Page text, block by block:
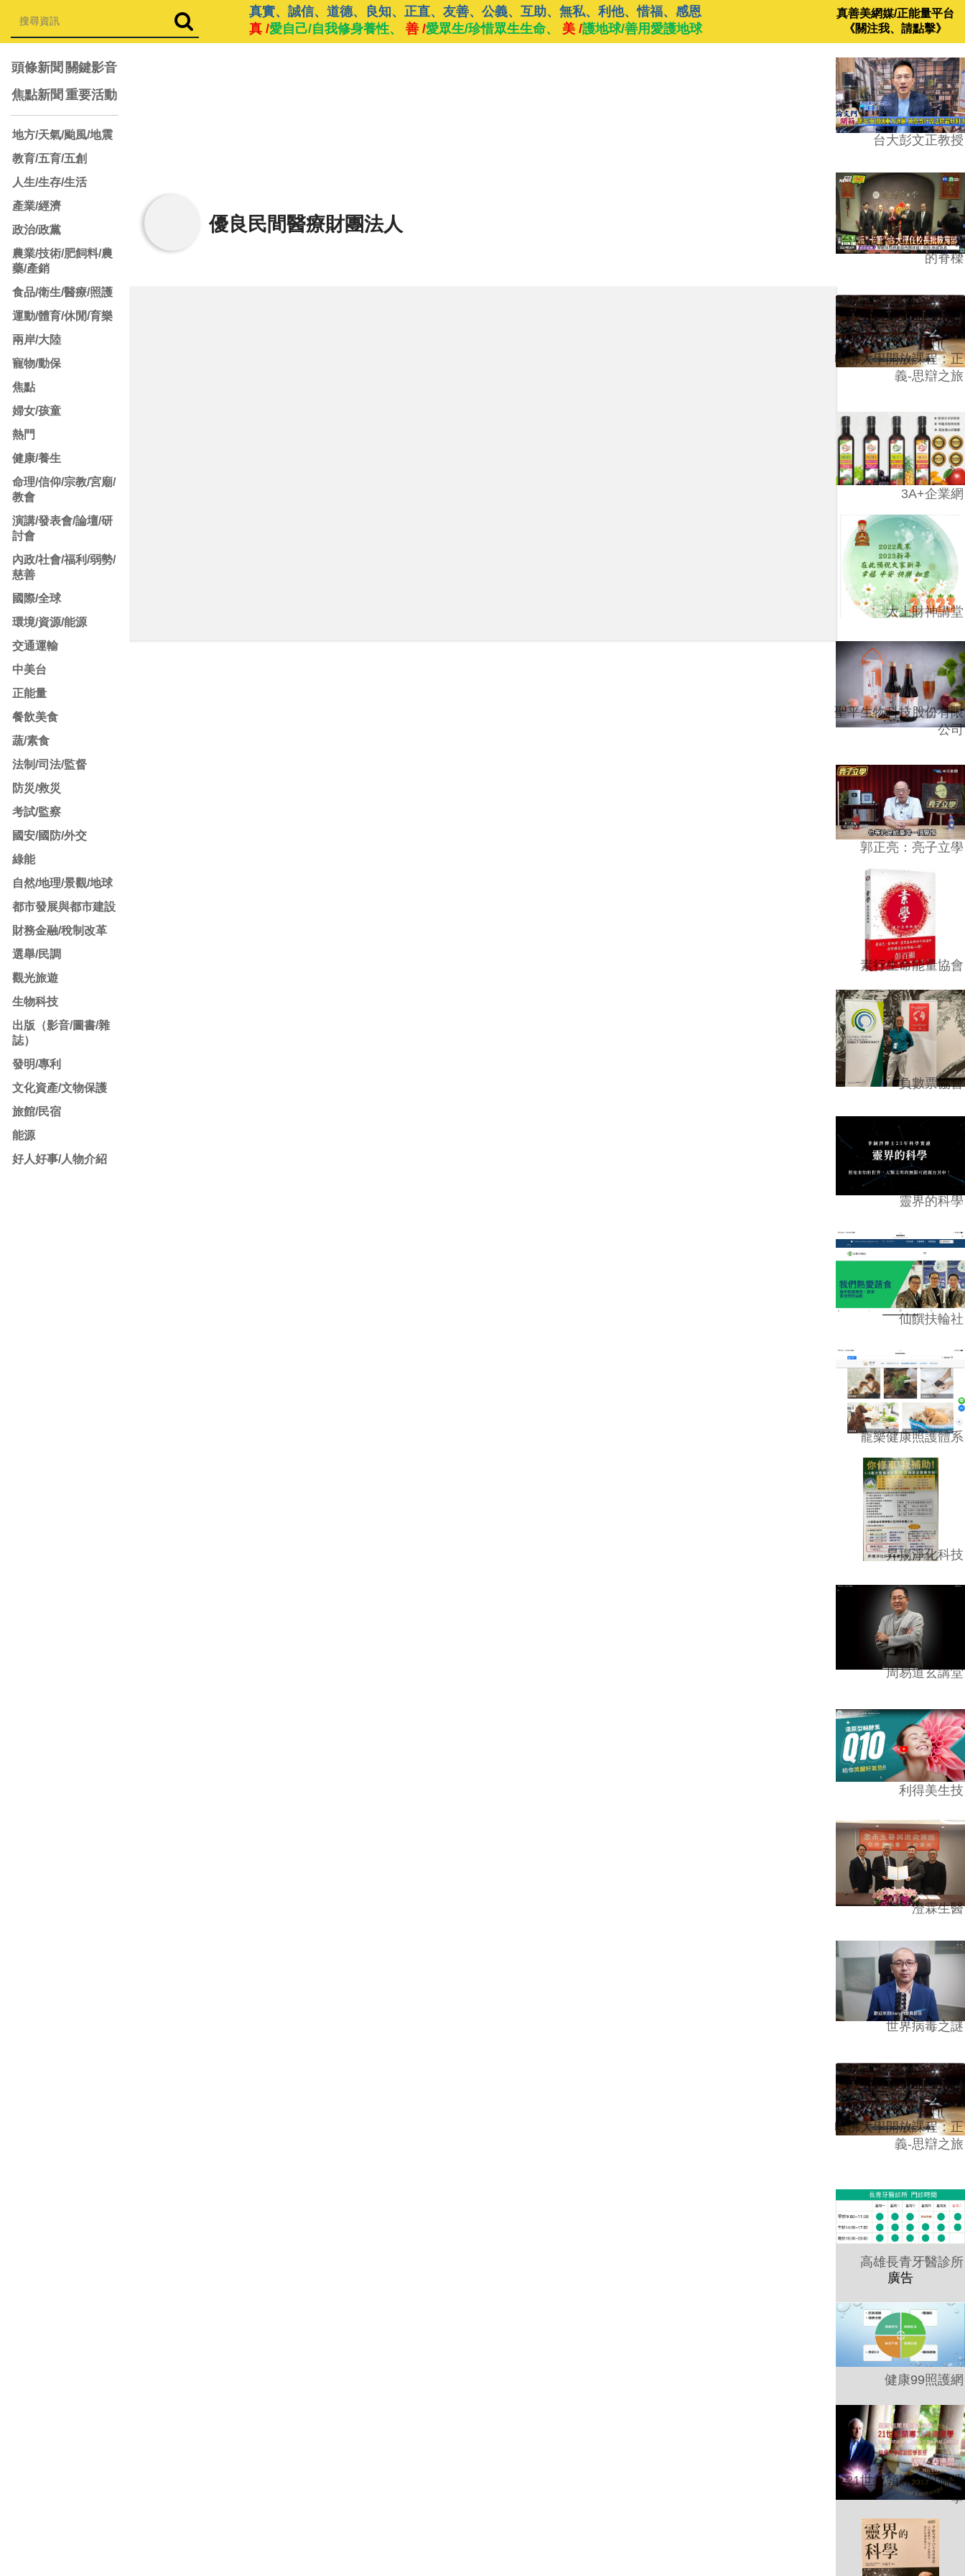
真實、誠信、道德、良知、正直、友善、公義、互助、無私、利他、惜福、感恩
真 /愛自己/自我修身養性、 善 /愛眾生/珍惜眾生生命、 美 /護地球/善用愛護地球
真善美網媒/正能量平台
《關注我、請點擊》
頭條新聞 關鍵影音
焦點新聞 重要活動
地方/天氣/颱風/地震
教育/五育/五創
人生/生存/生活
產業/經濟
政治/政黨
農業/技術/肥飼料/農
藥/產銷
食品/衛生/醫療/照護
運動/體育/休閒/育樂
兩岸/大陸
寵物/動保
焦點
婦女/孩童
熱門
健康/養生
命理/信仰/宗教/宮廟/
教會
演講/發表會/論壇/研
討會
內政/社會/福利/弱勢/
慈善
國際/全球
環境/資源/能源
交通運輸
中美台
正能量
餐飲美食
蔬/素食
法制/司法/監督
防災/救災
考試/監察
國安/國防/外交
綠能
自然/地理/景觀/地球
都市發展與都市建設
財務金融/稅制改革
選舉/民調
觀光旅遊
生物科技
出版（影音/圖書/雜
誌）
發明/專利
文化資產/文物保護
旅館/民宿
能源
好人好事/人物介紹
優良民間醫療財團法人
台大彭文正教授
台學版的54/64》大學
的脊樑
哈佛大學開放課程：正
義-思辯之旅
3A+企業網
太上財神講堂
聖平生物科技股份有限
公司
郭正亮：亮子立學
素行生命能量協會
負數票協會
靈界的科學
仙饌扶輪社
寵樂健康照護體系
昇揚淨化科技
周易道玄講堂
利得美生技
澄霖生醫
世界病毒之謎
哈佛大學開放課程：正
義-思辯之旅
高雄長青牙醫診所
健康99照護網
21世紀領導力與倫理
學